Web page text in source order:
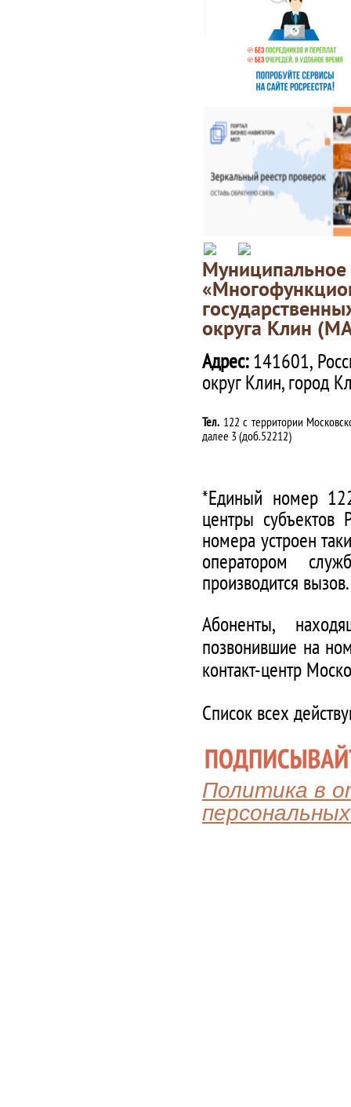
округа Клин
Адрес:141601,
округ Клин, город
Тел. 122 с территории
далее 3 (доб.52212)
*Единый номер
центры субъектов
номера устроен
оператором
производится вызов.
Абоненты,
позвонившие на
контакт-центр
Список всех
Политика в